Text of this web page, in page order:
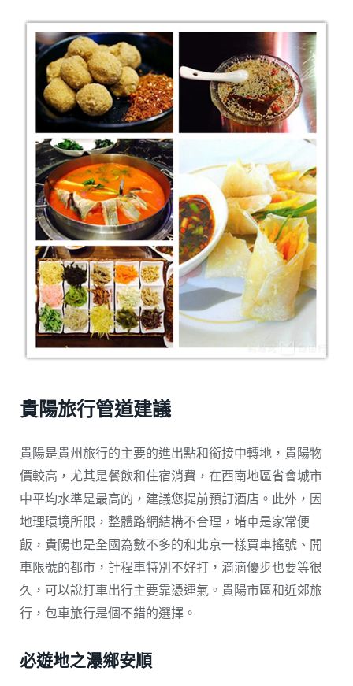
貴陽旅行管道建議
貴陽是貴州旅行的主要的進出點和銜接中轉地，貴陽物
價較高，尤其是餐飲和住宿消費，在西南地區省會城市
中平均水準是最高的，建議您提前預訂酒店。此外，因
地理環境所限，整體路網結構不合理，堵車是家常便
飯，貴陽也是全國為數不多的和北京一樣買車搖號、開
車限號的都市，計程車特別不好打，滴滴優步也要等很
久，可以說打車出行主要靠憑運氣。貴陽市區和近郊旅
行，包車旅行是個不錯的選擇。
必遊地之瀑鄉安順